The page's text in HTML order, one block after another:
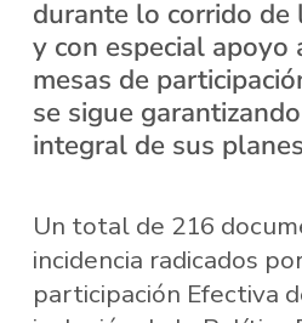
durante lo corrido de
y con especial apoyo
mesas de
se sigue
integral de sus
Un total de 216
incidencia radicados
participación Efectiva